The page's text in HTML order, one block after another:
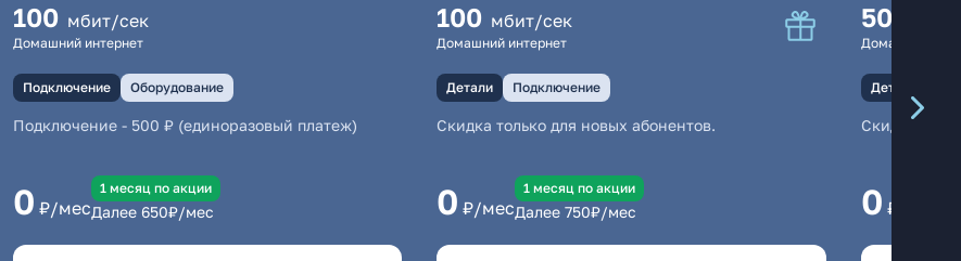
100 мбит/сек
Домашний интернет
Подключение Оборудование
Подключение- 500 ₽ (единоразовый платеж)
0 ₽/мес
1 месяц по акции
Далее 650₽/мес
100 мбит/сек
Домашний интернет
Детали Подключение
Скидка только для новых абонентов.
0 ₽/мес
1 месяц по акции
Далее 750₽/мес
500
Домашний
Детали
Скидка
0 ₽/мес